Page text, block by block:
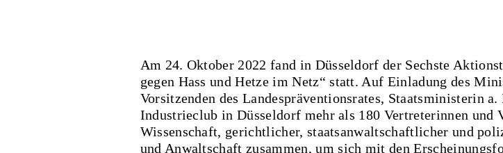
Am 24. Oktober 2022 fand in Düsseldorf der Sechste
gegen Hass und Hetze im Netz“ statt. Auf Einladung des
Vorsitzenden des Landespräventionsrates, Staatsministerin
Industrieclub in Düsseldorf mehr als 180 Vertreterinnen und
Wissenschaft, gerichtlicher, staatsanwaltschaftlicher und
und Anwaltschaft zusammen, um sich mit den